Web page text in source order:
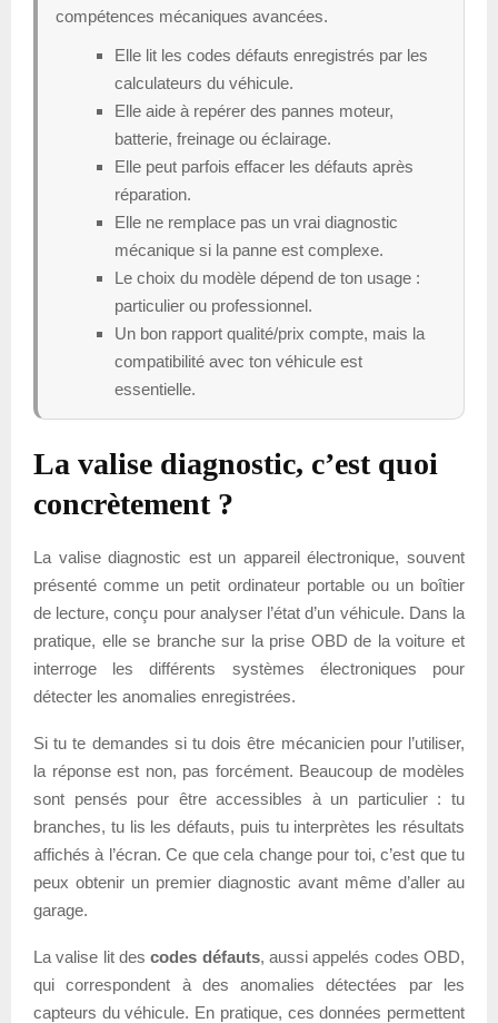
compétences mécaniques avancées.
Elle lit les codes défauts enregistrés par les
calculateurs du véhicule.
Elle aide à repérer des pannes moteur,
batterie, freinage ou éclairage.
Elle peut parfois effacer les défauts après
réparation.
Elle ne remplace pas un vrai diagnostic
mécanique si la panne est complexe.
Le choix du modèle dépend de ton usage :
particulier ou professionnel.
Un bon rapport qualité/prix compte, mais la
compatibilité avec ton véhicule est
essentielle.
La valise diagnostic, c’est quoi
concrètement ?
La valise diagnostic est un appareil électronique, souvent
présenté comme un petit ordinateur portable ou un boîtier
de lecture, conçu pour analyser l’état d’un véhicule. Dans la
pratique, elle se branche sur la prise OBD de la voiture et
interroge les différents systèmes électroniques pour
détecter les anomalies enregistrées.
Si tu te demandes si tu dois être mécanicien pour l’utiliser,
la réponse est non, pas forcément. Beaucoup de modèles
sont pensés pour être accessibles à un particulier : tu
branches, tu lis les défauts, puis tu interprètes les résultats
affichés à l’écran. Ce que cela change pour toi, c’est que tu
peux obtenir un premier diagnostic avant même d’aller au
garage.
La valise lit descodes défauts, aussi appelés codes OBD,
qui correspondent à des anomalies détectées par les
capteurs du véhicule. En pratique, ces données permettent